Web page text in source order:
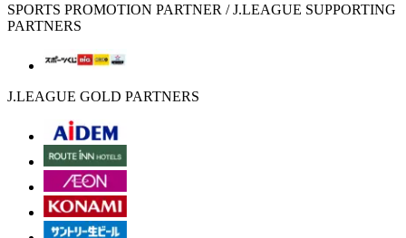
SPORTS PROMOTION PARTNER / J.LEAGUE SUPPORTING
PARTNERS
J.LEAGUE GOLD PARTNERS